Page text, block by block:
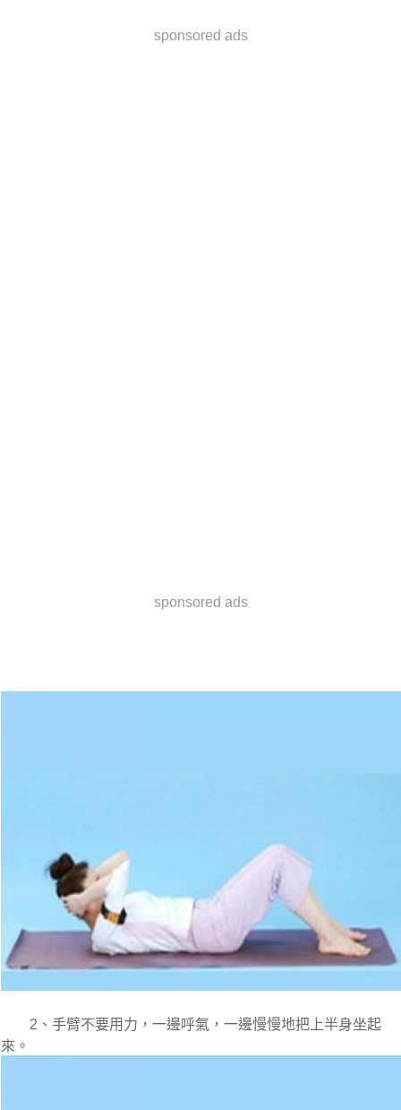
sponsored ads
sponsored ads
2、手臂不要用力，一邊呼氣，一邊慢慢地把上半身坐起
來。